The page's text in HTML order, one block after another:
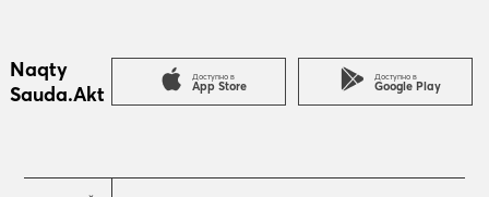
Naqty
Sauda.Akt
Доступно в
App Store
Доступно в
Google Play